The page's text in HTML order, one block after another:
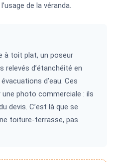
de la véranda.
à toit plat, un poseur
relevés d’étanchéité en
d’eau. Ces
photo commerciale : ils
devis. C’est là que se
toiture-terrasse, pas